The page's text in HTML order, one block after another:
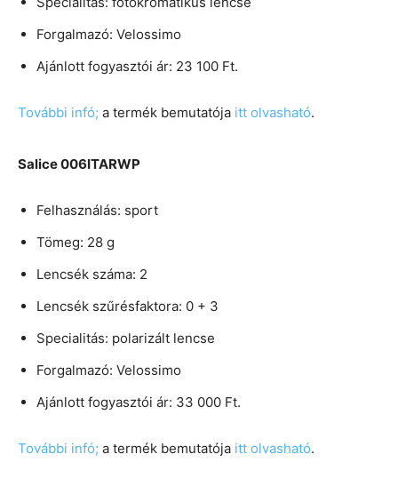
Forgalmazó: Velossimo
Ajánlott fogyasztói ár: 23 100 Ft.
További infó; a termék bemutatója itt olvasható.
Salice 006ITARWP
Felhasználás: sport
Tömeg: 28 g
Lencsék száma: 2
Lencsék szűrésfaktora: 0 + 3
Specialitás: polarizált lencse
Forgalmazó: Velossimo
Ajánlott fogyasztói ár: 33 000 Ft.
További infó; a termék bemutatója itt olvasható.